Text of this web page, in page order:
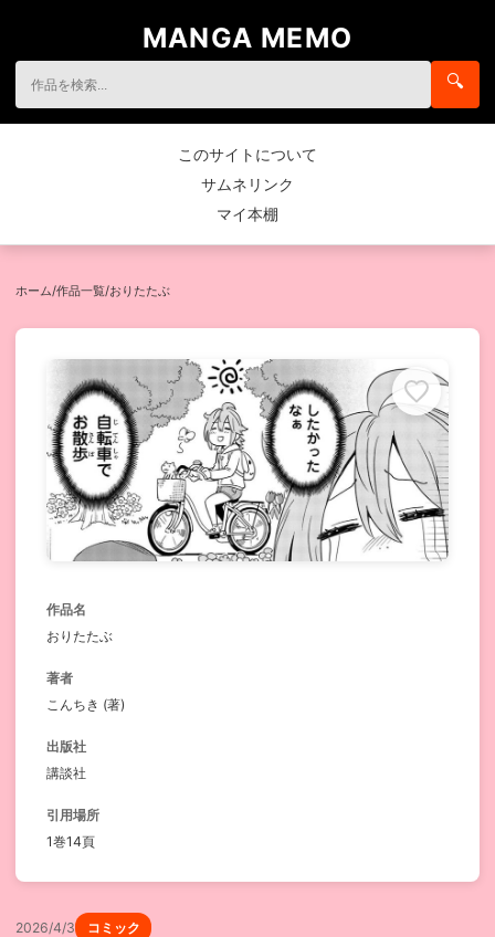
MANGA MEMO
🔍
このサイトについて
サムネリンク
マイ本棚
ホーム/作品一覧/おりたたぶ
作品名
おりたたぶ
著者
こんちき (著)
出版社
講談社
引用場所
1巻14頁
2026/4/3 コミック